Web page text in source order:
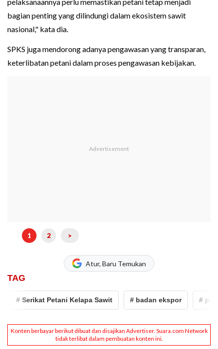
bagian penting yang dilindungi dalam ekosistem sawit
nasional," kata dia.
SPKS juga mendorong adanya pengawasan yang transparan,
keterlibatan petani dalam proses pengawasan kebijakan.
1 2 >
Atur, Baru Temukan
TAG
# Serikat Petani Kelapa Sawit # badan ekspor # petani